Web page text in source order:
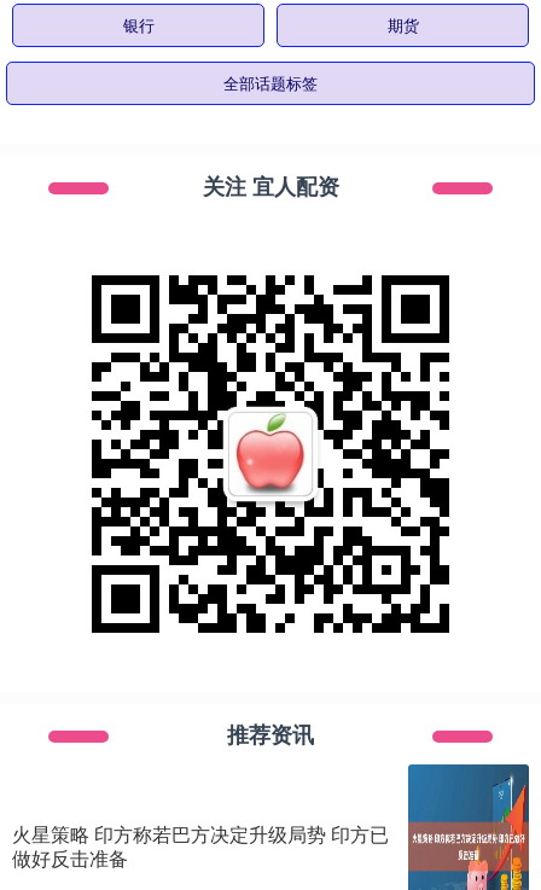
银行 期货
全部话题标签
关注 宜人配资
推荐资讯
火星策略 印方称若巴方决定升级局势 印方已
做好反击准备